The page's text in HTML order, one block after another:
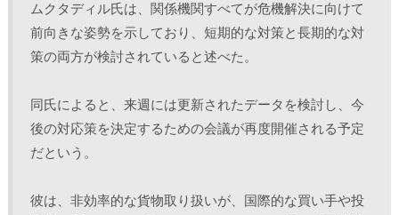
ムクタディル氏は、関係機関すべてが危機解決に向けて
前向きな姿勢を示しており、短期的な対策と長期的な対
策の両方が検討されていると述べた。
同氏によると、来週には更新されたデータを検討し、今
後の対応策を決定するための会議が再度開催される予定
だという。
彼は、非効率的な貨物取り扱いが、国際的な買い手や投